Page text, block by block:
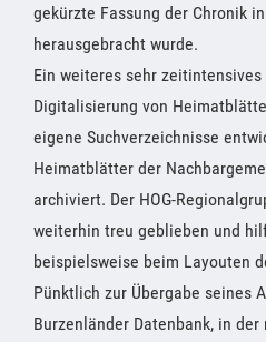
gekürzte Fassung der Chronik
herausgebracht wurde.
Ein weiteres sehr
Digitalisierung von
eigene Suchverzeichnisse
Heimatblätter der
archiviert. Der HOG-
weiterhin treu geblieben und
beispielsweise beim Layouten
Pünktlich zur Übergabe seines
Burzenländer Datenbank, in